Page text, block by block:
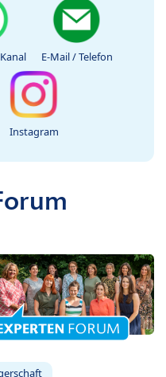
E-Mail / Telefon
Instagram